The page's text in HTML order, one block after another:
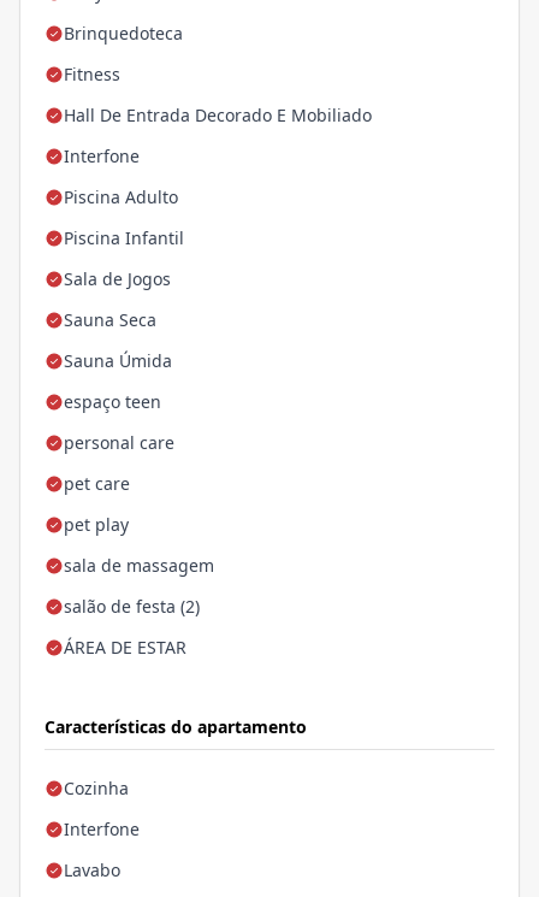
Brinquedoteca
Fitness
Hall De Entrada Decorado E Mobiliado
Interfone
Piscina Adulto
Piscina Infantil
Sala de Jogos
Sauna Seca
Sauna Úmida
espaço teen
personal care
pet care
pet play
sala de massagem
salão de festa (2)
ÁREA DE ESTAR
Características do apartamento
Cozinha
Interfone
Lavabo